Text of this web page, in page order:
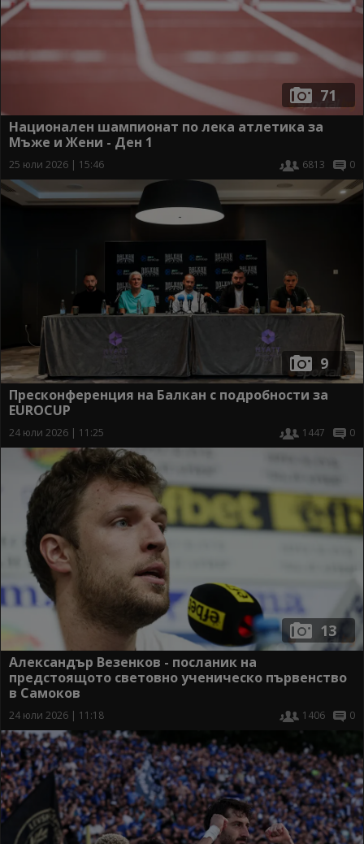
71
Национален шампионат по лека атлетика за
Мъже и Жени - Ден 1
25 юли 2026 | 15:46 6813 0
9
Пресконференция на Балкан с подробности за
EUROCUP
24 юли 2026 | 11:25 1447 0
13
Александър Везенков - посланик на
предстоящото световно ученическо първенство
в Самоков
24 юли 2026 | 11:18 1406 0